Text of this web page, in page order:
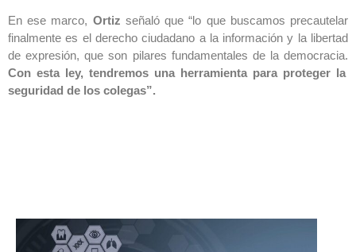
En ese marco, Ortiz señaló que “lo que buscamos precautelar
finalmente es el derecho ciudadano a la información y la libertad
de expresión, que son pilares fundamentales de la democracia.
Con esta ley, tendremos una herramienta para proteger la
seguridad de los colegas”.